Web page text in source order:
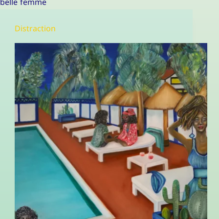
belle femme
Distraction